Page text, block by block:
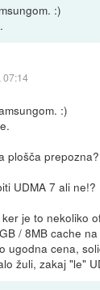
:)
07:14
:)
plošča
UDMA 7 ali ne!?
je to nekoliko
/ 8MB cache
ugodna cena,
žuli, zakaj "le"